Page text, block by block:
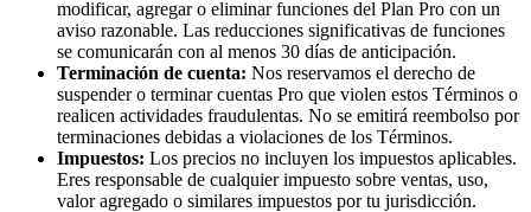
modificar, agregar o eliminar funciones del Plan Pro con un
aviso razonable. Las reducciones significativas de funciones
se comunicarán con al menos 30 días de anticipación.
Terminación de cuenta: Nos reservamos el derecho de
suspender o terminar cuentas Pro que violen estos Términos o
realicen actividades fraudulentas. No se emitirá reembolso por
terminaciones debidas a violaciones de los Términos.
Impuestos: Los precios no incluyen los impuestos aplicables.
Eres responsable de cualquier impuesto sobre ventas, uso,
valor agregado o similares impuestos por tu jurisdicción.